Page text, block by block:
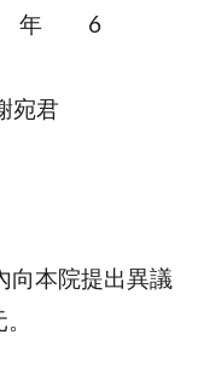
年 6
君
向本院提出異議